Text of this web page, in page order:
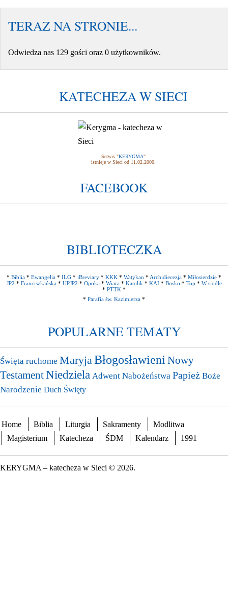
TERAZ NA STRONIE...
Odwiedza nas 129 gości oraz 0 użytkowników.
KATECHEZA W SIECI
Serwis "KERYGMA"
istnieje w Sieci od 11.02.2000.
FACEBOOK
BIBLIOTECZKA
* Biblia * Ewangelia * ILG * iBreviary * KKK * Watykan * Archidiecezja * Miłosierdzie *
JP2 * Franciszkańska* UPJP2 * Opoka* Wiara* Katolik * KAI* Bosko * Top * W siodle
* PTTK *
* Parafia św. Kazimierza *
POPULARNE TEMATY
Święta ruchome MaryjaBłogosławieni Nowy
TestamentNiedziela Adwent Nabożeństwa Papież Boże
Narodzenie Duch Święty
Home Biblia Liturgia Sakramenty
Modlitwa
Magisterium
Katecheza ŚDM Kalendarz 1991
KERYGMA – katecheza w Sieci © 2026.